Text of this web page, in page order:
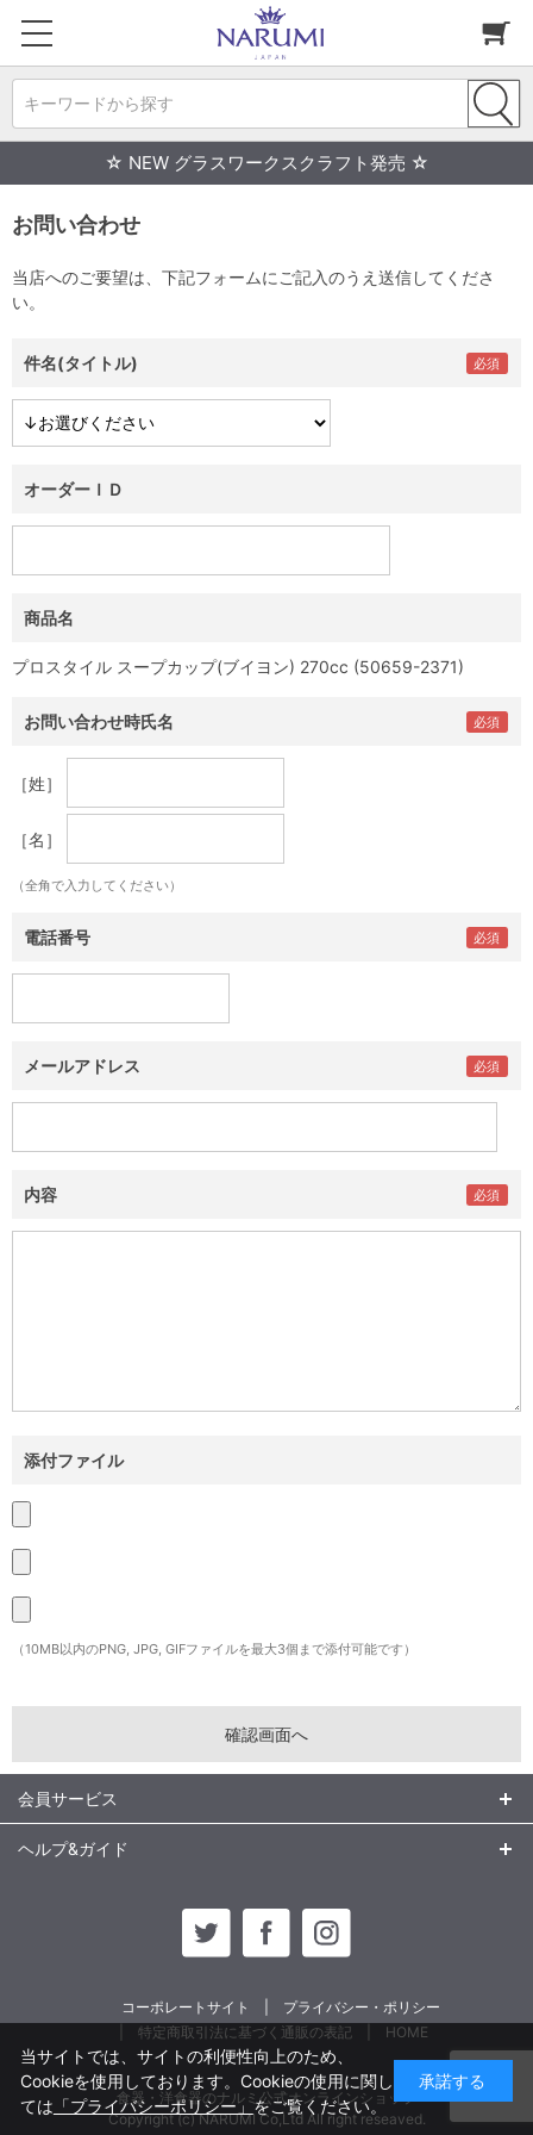
キーワードから探す
☆ NEW グラスワークスクラフト発売 ☆
お問い合わせ
当店へのご要望は、下記フォームにご記入のうえ送信してくださ
い。
件名(タイトル)
オーダーＩＤ
商品名
プロスタイル スープカップ(ブイヨン) 270cc (50659-2371)
お問い合わせ時氏名
［姓］
［名］
（全角で入力してください）
電話番号
メールアドレス
内容
添付ファイル
（10MB以内のPNG, JPG, GIFファイルを最大3個まで添付可能です）
会員サービス
ヘルプ&ガイド
コーポレートサイト
プライバシー・ポリシー
特定商取引法に基づく通販の表記
HOME
食器・洋食器のナルミ公式オンラインショップ
Copyright (c) NARUMI Co,Ltd All right reseaved.
当サイトでは、サイトの利便性向上のため、
Cookieを使用しております。Cookieの使用に関し
ては 「プライバシーポリシー」をご覧ください。
承諾する